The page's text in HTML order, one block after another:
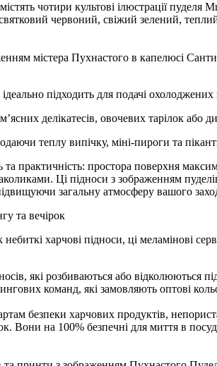
чотири культові ілюстрації пуделя
червоний, свіжий зелений,
містера Пухнастого в капелюсі
підходить для подачі охолоджених
делікатесів, овочевих тарілок або
теплу випічку, міні-пироги та
простора поверхня
Ці підноси з зображенням
загальну атмосферу вашого
та вечірок
харчові підноси, ці меламінові
які розбиваються або відколюються
команд, які замовляють оптові
безпеки харчових продуктів,
Вони на 100% безпечні для миття в